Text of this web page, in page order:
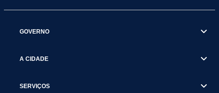
GOVERNO
A CIDADE
SERVIÇOS